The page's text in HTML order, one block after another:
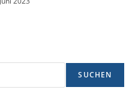
SUCHEN